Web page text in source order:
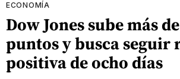
ECONOMÍA
Dow Jones sube más
puntos y busca seguir
positiva de ocho días